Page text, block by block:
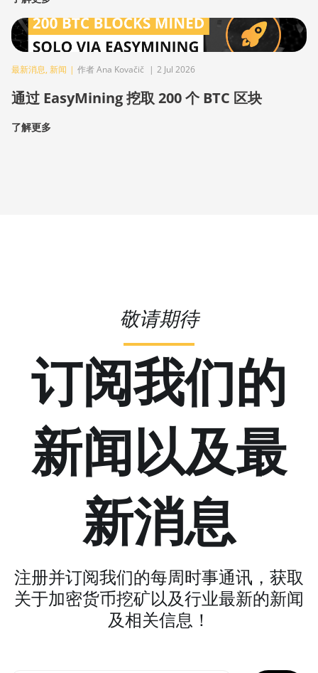
最新消息, 新闻 | 作者 Ana Kovačič | 2 Jul 2026
通过 EasyMining 挖取 200 个 BTC 区块
了解更多
敬请期待
订阅我们的
新闻以及最
新消息
注册并订阅我们的每周时事通讯，获取
关于加密货币挖矿以及行业最新的新闻
及相关信息！